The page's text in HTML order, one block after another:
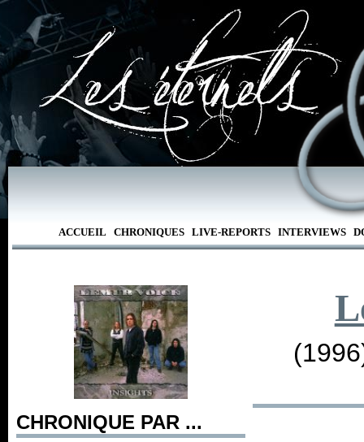
ACCUEIL CHRONIQUES LIVE-REPORTS INTERVIEWS
CHRONIQUE PAR ...